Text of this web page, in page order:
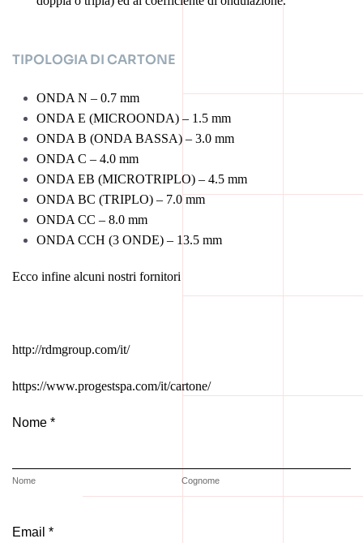
TIPOLOGIA DI CARTONE
ONDA N – 0.7 mm
ONDA E (MICROONDA) – 1.5 mm
ONDA B (ONDA BASSA) – 3.0 mm
ONDA C – 4.0 mm
ONDA EB (MICROTRIPLO) – 4.5 mm
ONDA BC (TRIPLO) – 7.0 mm
ONDA CC – 8.0 mm
ONDA CCH (3 ONDE) – 13.5 mm
Ecco infine alcuni nostri fornitori
http://rdmgroup.com/it/
https://www.progestspa.com/it/cartone/
Nome *
Nome Cognome
Email *